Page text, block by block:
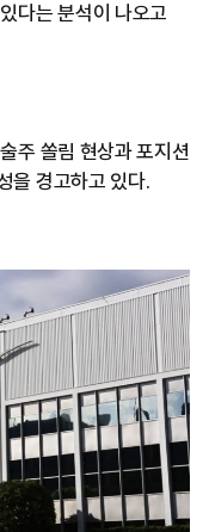
다는 분석이 나오고
주 쏠림 현상과 포지션
을 경고하고 있다.